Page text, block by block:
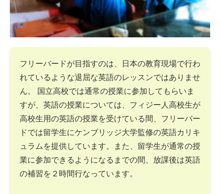
フリーバードが目指すのは、日本の教育現場で行わ
れているような退屈な英語のレッスンではありませ
ん。 国立高校では通常の授業に参加してもらいま
すが、英語の授業については、フィジー人高校生が
高校生用の英語の授業を受けている間、フリーバー
ドでは留学生にケンブリッジ大学監修の英語カリキ
ュラムを提供しています。また、留学生が通常の授
業に参加できるようになるまでの間、放課後は英語
の補習を２時間行なっています。